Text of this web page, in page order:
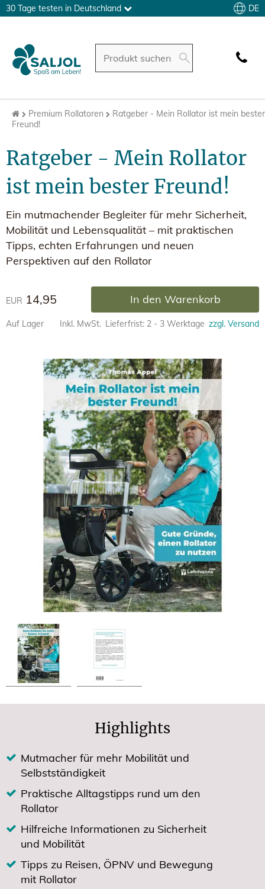
30 Tage testen in Deutschland DE
Premium Rollatoren
Ratgeber - Mein Rollator ist mein bester
Freund!
Ratgeber - Mein Rollator
ist mein bester Freund!
Ein mutmachender Begleiter für mehr Sicherheit,
Mobilität und Lebensqualität – mit praktischen
Tipps, echten Erfahrungen und neuen
Perspektiven auf den Rollator
EUR 14,95 In den Warenkorb
Auf Lager Inkl. MwSt. Lieferfrist: 2 - 3 Werktage zzgl. Versand
Highlights
Mutmacher für mehr Mobilität und
Selbstständigkeit
Praktische Alltagstipps rund um den
Rollator
Hilfreiche Informationen zu Sicherheit
und Mobilität
Tipps zu Reisen, ÖPNV und Bewegung
mit Rollator